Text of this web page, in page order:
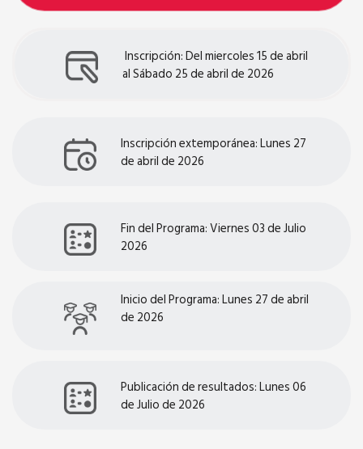
Inscripción: Del miercoles 15 de abril
al Sábado 25 de abril de 2026
Inscripción extemporánea: Lunes 27
de abril de 2026
Inicio del Programa: Lunes 27 de abril
de 2026
Fin del Programa: Viernes 03 de Julio
2026
Publicación de resultados: Lunes 06
de Julio de 2026